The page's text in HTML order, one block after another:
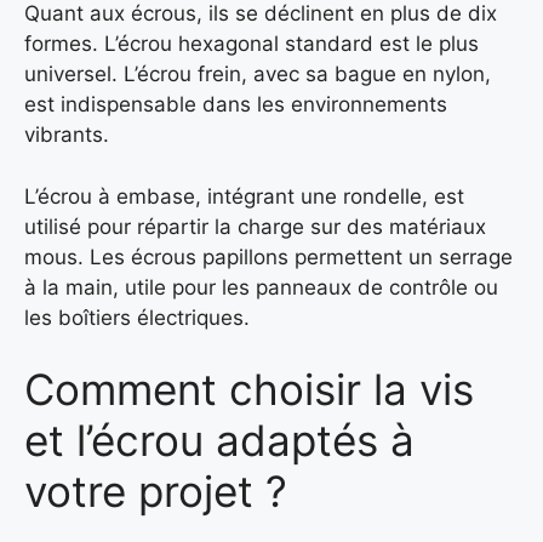
Quant aux écrous, ils se déclinent en plus de dix
formes. L’écrou hexagonal standard est le plus
universel. L’écrou frein, avec sa bague en nylon,
est indispensable dans les environnements
vibrants.
L’écrou à embase, intégrant une rondelle, est
utilisé pour répartir la charge sur des matériaux
mous. Les écrous papillons permettent un serrage
à la main, utile pour les panneaux de contrôle ou
les boîtiers électriques.
Comment choisir la vis
et l’écrou adaptés à
votre projet ?